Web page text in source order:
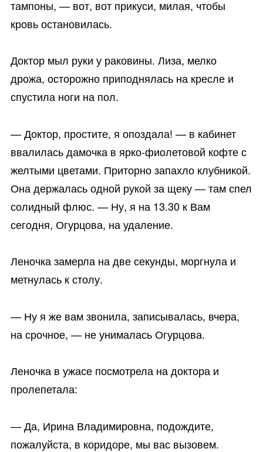
тампоны, — вот, вот прикуси, милая, чтобы
кровь остановилась.
Доктор мыл руки у раковины. Лиза, мелко
дрожа, осторожно приподнялась на кресле и
спустила ноги на пол.
— Доктор, простите, я опоздала! — в кабинет
ввалилась дамочка в ярко-фиолетовой кофте с
желтыми цветами. Приторно запахло клубникой.
Она держалась одной рукой за щеку — там спел
солидный флюс. — Ну, я на 13.30 к Вам
сегодня, Огурцова, на удаление.
Леночка замерла на две секунды, моргнула и
метнулась к столу.
— Ну я же вам звонила, записывалась, вчера,
на срочное, — не унималась Огурцова.
Леночка в ужасе посмотрела на доктора и
пролепетала:
— Да, Ирина Владимировна, подождите,
пожалуйста, в коридоре, мы вас вызовем.